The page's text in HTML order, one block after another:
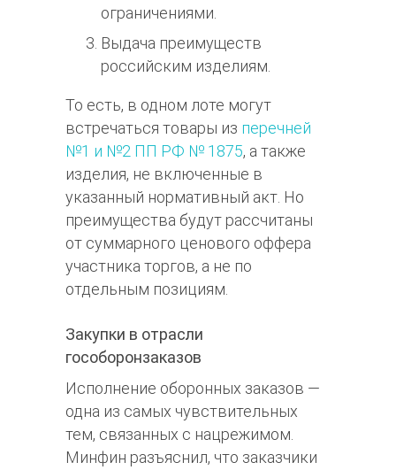
ограничениями.
Выдача преимуществ
российским изделиям.
То есть, в одном лоте могут
встречаться товары из перечней
№1 и №2 ПП РФ № 1875, а также
изделия, не включенные в
указанный нормативный акт. Но
преимущества будут рассчитаны
от суммарного ценового оффера
участника торгов, а не по
отдельным позициям.
Закупки в отрасли
гособоронзаказов
Исполнение оборонных заказов —
одна из самых чувствительных
тем, связанных с нацрежимом.
Минфин разъяснил, что заказчики